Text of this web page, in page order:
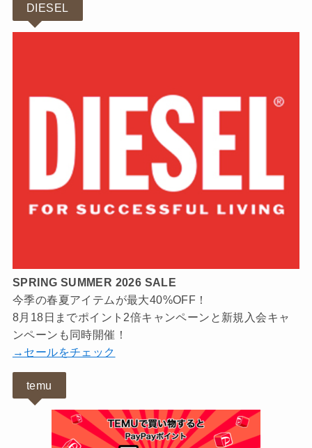
DIESEL
SPRING SUMMER 2026 SALE
今季の春夏アイテムが最大40%OFF！
8月18日までポイント2倍キャンペーンと新規入会キャ
ンペーンも同時開催！
→セールをチェック
temu